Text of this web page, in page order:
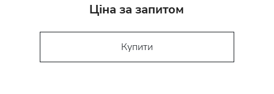
Ціна за запитом
Купити